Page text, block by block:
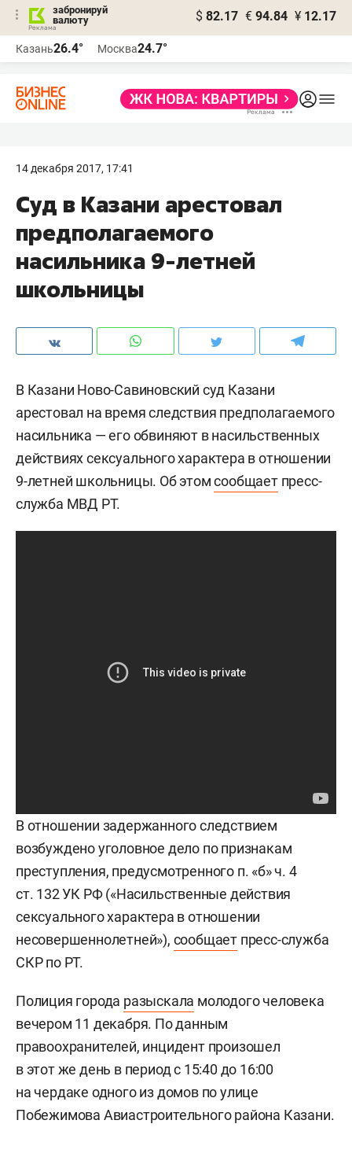
забронируй
валюту
$ 82.17 € 94.84 ¥ 12.17
Казань26.4° Москва24.7°
14 декабря 2017, 17:41
Суд в Казани арестовал
предполагаемого
насильника 9-летней
школьницы
В Казани Ново-Савиновский суд Казани
арестовал на время следствия предполагаемого
насильника — его обвиняют в насильственных
действиях сексуального характера в отношении
9-летней школьницы. Об этомсообщаетпресс-
служба МВД РТ.
В отношении задержанного следствием
возбуждено уголовное дело по признакам
преступления, предусмотренного п. «б» ч. 4
ст. 132 УК РФ («Насильственные действия
сексуального характера в отношении
несовершеннолетней»), сообщает пресс-служба
СКР по РТ.
Полиция города разыскала молодого человека
вечером 11 декабря. По данным
правоохранителей, инцидент произошел
в этот же день в период с 15:40 до 16:00
на чердаке одного из домов по улице
Побежимова Авиастроительного района Казани.